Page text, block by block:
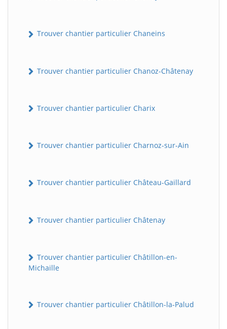
Trouver chantier particulier Chaneins
Trouver chantier particulier Chanoz-Châtenay
Trouver chantier particulier Charix
Trouver chantier particulier Charnoz-sur-Ain
Trouver chantier particulier Château-Gaillard
Trouver chantier particulier Châtenay
Trouver chantier particulier Châtillon-en-
Michaille
Trouver chantier particulier Châtillon-la-Palud